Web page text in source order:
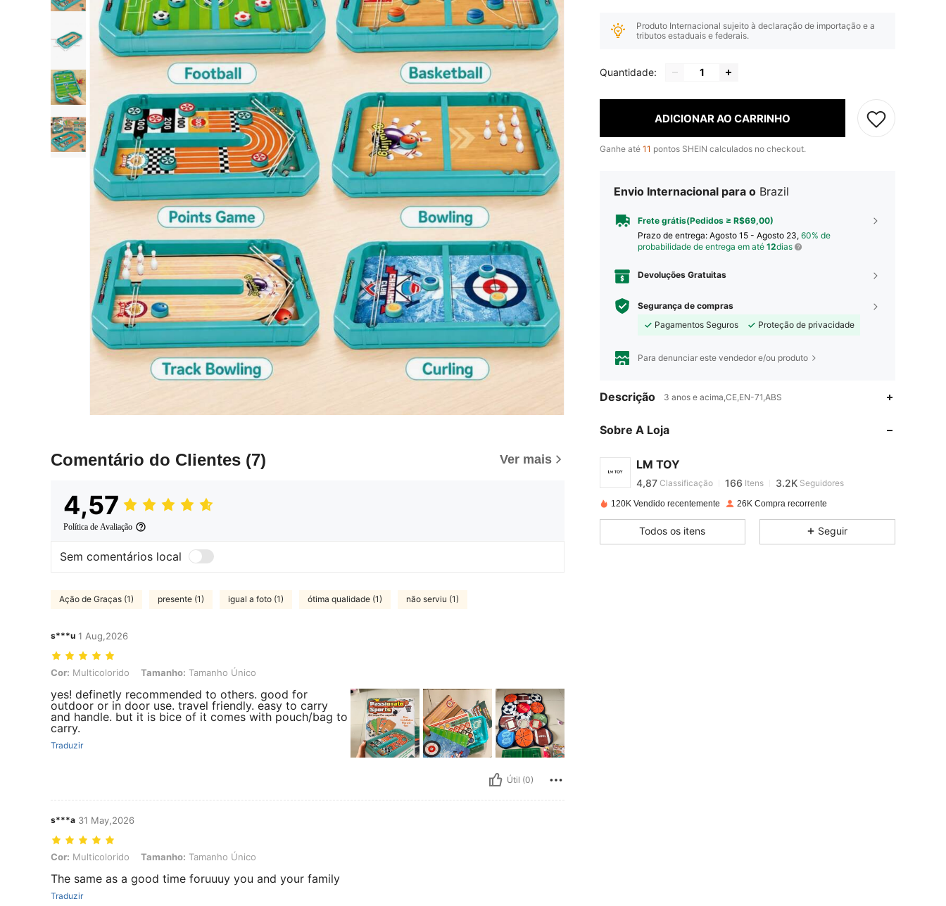
Comentário do Clientes (7) Ver mais
4,57
Política de Avaliação
Sem comentários local
Ação de Graças (1) presente (1) igual a foto (1) ótima qualidade (1) não serviu (1)
s***u 1 Aug,2026
Cor: Multicolorido, Tamanho: Tamanho Único
Cor: Multicolorido Tamanho: Tamanho Único
yes! definetly recommended to others. good for
outdoor or in door use. travel friendly. easy to carry
and handle. but it is bice of it comes with pouch/bag to
carry.
Traduzir
Útil (0)
s***a 31 May,2026
Cor: Multicolorido, Tamanho: Tamanho Único
Cor: Multicolorido Tamanho: Tamanho Único
The same as a good time foruuuy you and your family
Traduzir
Produto Internacional sujeito à declaração de importação e a
tributos estaduais e federais.
Quantidade:
ADICIONAR AO CARRINHO
Ganhe até 11 pontos SHEIN calculados no checkout.
Envio Internacional para o Brazil
Frete grátis(Pedidos ≥ R$69,00)
Prazo de entrega: Agosto 15 - Agosto 23, 60% de
probabilidade de entrega em até 12dias
Devoluções Gratuitas
Segurança de compras
Pagamentos Seguros
Proteção de privacidade
Para denunciar este vendedor e/ou produto
Descrição 3 anos e acima,CE,EN-71,ABS
Sobre A Loja
LM TOY
4,87 166 3.2K
4,87
4,87 Classificação 166 Itens 3.2K Seguidores
h***epago 1 dia atrás
4,87 166 3.2K
120K Vendido recentemente 26K Compra recorrente
Todos os itens Seguir